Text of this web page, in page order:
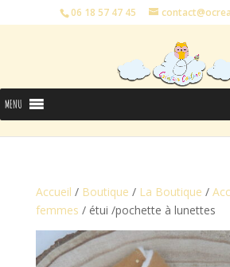
06 18 57 47 45
MENU
Accueil / Boutique / La Boutique /
femmes / étui /pochette à lunettes